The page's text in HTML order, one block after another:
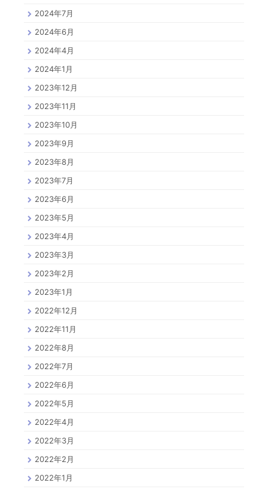
2024年7月
2024年6月
2024年4月
2024年1月
2023年12月
2023年11月
2023年10月
2023年9月
2023年8月
2023年7月
2023年6月
2023年5月
2023年4月
2023年3月
2023年2月
2023年1月
2022年12月
2022年11月
2022年8月
2022年7月
2022年6月
2022年5月
2022年4月
2022年3月
2022年2月
2022年1月